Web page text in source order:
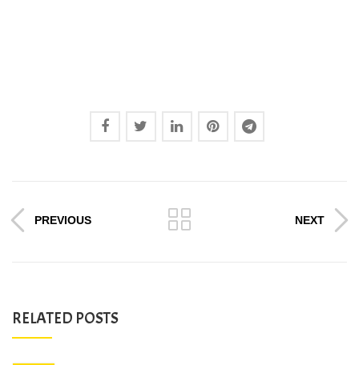
PREVIOUS NEXT
RELATED POSTS